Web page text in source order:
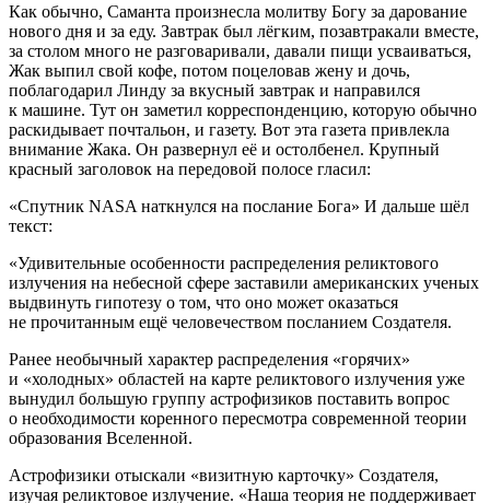
Как обычно, Саманта произнесла молитву Богу за дарование
нового дня и за еду. Завтрак был лёгким, позавтракали вместе,
за столом много не разговаривали, давали пищи усваиваться,
Жак выпил свой кофе, потом поцеловав жену и дочь,
поблагодарил Линду за вкусный завтрак и направился
к машине. Тут он заметил корреспонденцию, которую обычно
раскидывает почтальон, и газету. Вот эта газета привлекла
внимание Жака. Он развернул её и остолбенел. Крупный
красный заголовок на передовой полосе гласил:
«Спутник NASA наткнулся на послание Бога» И дальше шёл
текст:
«Удивительные особенности распределения реликтового
излучения на небесной сфере заставили американских ученых
выдвинуть гипотезу о том, что оно может оказаться
не прочитанным ещё человечеством посланием Создателя.
Ранее необычный характер распределения «горячих»
и «холодных» областей на карте реликтового излучения уже
вынудил большую группу астрофизиков поставить вопрос
о необходимости коренного пересмотра современной теории
образования Вселенной.
Астрофизики отыскали «визитную карточку» Создателя,
изучая реликтовое излучение. «Наша теория не поддерживает